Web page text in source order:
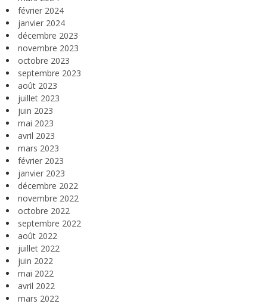
février 2024
janvier 2024
décembre 2023
novembre 2023
octobre 2023
septembre 2023
août 2023
juillet 2023
juin 2023
mai 2023
avril 2023
mars 2023
février 2023
janvier 2023
décembre 2022
novembre 2022
octobre 2022
septembre 2022
août 2022
juillet 2022
juin 2022
mai 2022
avril 2022
mars 2022